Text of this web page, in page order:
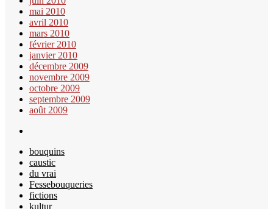
mai 2010
avril 2010
mars 2010
février 2010
janvier 2010
décembre 2009
novembre 2009
octobre 2009
septembre 2009
août 2009
bouquins
caustic
du vrai
Fessebouqueries
fictions
kultur